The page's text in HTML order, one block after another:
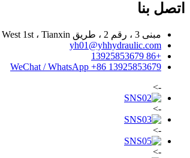
اتصل بنا
مبنى 3 ، رقم 2 ، طريق Xiangyang West 1st ، Tianxin ، مدينة Qiaotou ، مدينة Dongguan ، مقاطعة قوانغدونغ ، الصين
yh01@yhhydraulic.com
+86 13925853679
WeChat / WhatsApp +86 13925853679
->
->
->
->